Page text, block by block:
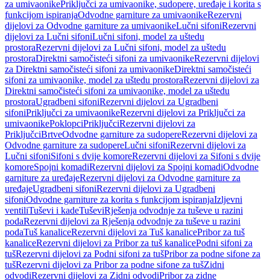
za umivaonikePriključci za umivaonike, sudopere, uređaje i korita s
funkcijom ispiranjaOdvodne garniture za umivaonikeRezervni
dijelovi za Odvodne garniture za umivaonikeLučni sifoniRezervni
dijelovi za Lučni sifoniLučni sifoni, model za uštedu
prostoraRezervni dijelovi za Lučni sifoni, model za uštedu
prostoraDirektni samočisteći sifoni za umivaonikeRezervni dijelovi
za Direktni samočisteći sifoni za umivaonikeDirektni samočisteći
sifoni za umivaonike, model za uštedu prostoraRezervni dijelovi za
Direktni samočisteći sifoni za umivaonike, model za uštedu
prostoraUgradbeni sifoniRezervni dijelovi za Ugradbeni
sifoniPriključci za umivaonikeRezervni dijelovi za Priključci za
umivaonikePoklopciPriključciRezervni dijelovi za
PriključciBrtveOdvodne garniture za sudopereRezervni dijelovi za
Odvodne garniture za sudopereLučni sifoniRezervni dijelovi za
Lučni sifoniSifoni s dvije komoreRezervni dijelovi za Sifoni s dvije
komoreSpojni komadiRezervni dijelovi za Spojni komadiOdvodne
garniture za uređajeRezervni dijelovi za Odvodne garniture za
uređajeUgradbeni sifoniRezervni dijelovi za Ugradbeni
sifoniOdvodne garniture za korita s funkcijom ispiranjaIzljevni
ventiliTuševi i kadeTuševiRješenja odvodnje za tuševe u razini
podaRezervni dijelovi za Rješenja odvodnje za tuševe u razini
podaTuš kanaliceRezervni dijelovi za Tuš kanalicePribor za tuš
kanaliceRezervni dijelovi za Pribor za tuš kanalicePodni sifoni za
tušRezervni dijelovi za Podni sifoni za tušPribor za podne sifone za
tušRezervni dijelovi za Pribor za podne sifone za tušZidni
odvodiRezervni dijelovi za Zidni odvodiPribor za zidne